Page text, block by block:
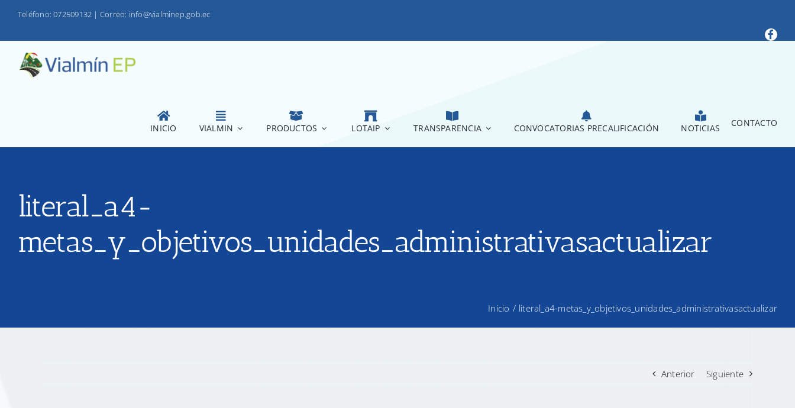
Teléfono: 072509132 | Correo: info@vialminep.gob.ec
INICIO VIALMIN PRODUCTOS LOTAIP TRANSPARENCIA CONVOCATORIAS PRECALIFICACIÓN NOTICIAS CONTACTO
literal_a4-
metas_y_objetivos_unidades_administrativasactualizar
Inicio / literal_a4-metas_y_objetivos_unidades_administrativasactualizar
Anterior Siguiente